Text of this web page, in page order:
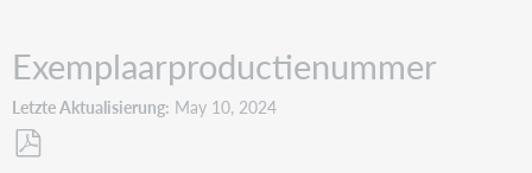
Exemplaarproductienummer
Letzte Aktualisierung May 10, 2024